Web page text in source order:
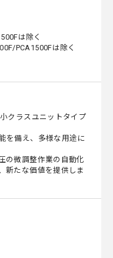
は除く
PCA1500Fは除く
クラスユニットタイプ
を備え、多様な用途に
の微調整作業の自動化
新たな価値を提供しま